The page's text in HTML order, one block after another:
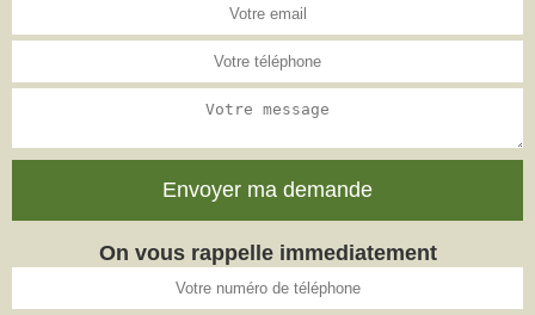
On vous rappelle immediatement